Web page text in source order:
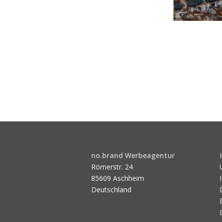
no.brand Werbeagentur
Römerstr. 24
85609 Aschheim
Deutschland